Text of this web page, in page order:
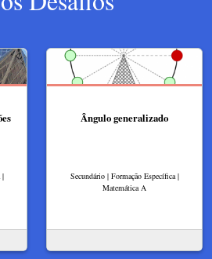
|
Ângulo generalizado
Secundário | Formação Específica |
Matemática A